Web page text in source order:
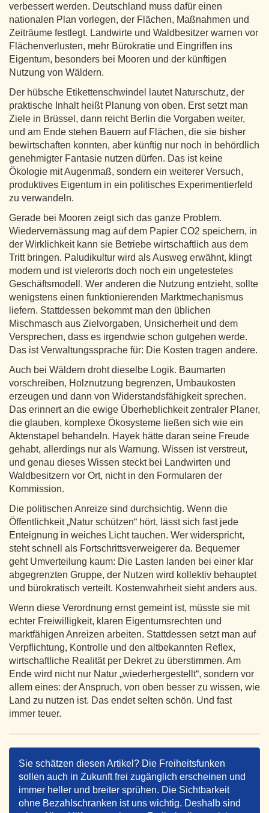
verbessert werden. Deutschland muss dafür einen
nationalen Plan vorlegen, der Flächen, Maßnahmen und
Zeiträume festlegt. Landwirte und Waldbesitzer warnen vor
Flächenverlusten, mehr Bürokratie und Eingriffen ins
Eigentum, besonders bei Mooren und der künftigen
Nutzung von Wäldern.
Der hübsche Etikettenschwindel lautet Naturschutz, der
praktische Inhalt heißt Planung von oben. Erst setzt man
Ziele in Brüssel, dann reicht Berlin die Vorgaben weiter,
und am Ende stehen Bauern auf Flächen, die sie bisher
bewirtschaften konnten, aber künftig nur noch in behördlich
genehmigter Fantasie nutzen dürfen. Das ist keine
Ökologie mit Augenmaß, sondern ein weiterer Versuch,
produktives Eigentum in ein politisches Experimentierfeld
zu verwandeln.
Gerade bei Mooren zeigt sich das ganze Problem.
Wiedervernässung mag auf dem Papier CO2 speichern, in
der Wirklichkeit kann sie Betriebe wirtschaftlich aus dem
Tritt bringen. Paludikultur wird als Ausweg erwähnt, klingt
modern und ist vielerorts doch noch ein ungetestetes
Geschäftsmodell. Wer anderen die Nutzung entzieht, sollte
wenigstens einen funktionierenden Marktmechanismus
liefern. Stattdessen bekommt man den üblichen
Mischmasch aus Zielvorgaben, Unsicherheit und dem
Versprechen, dass es irgendwie schon gutgehen werde.
Das ist Verwaltungssprache für: Die Kosten tragen andere.
Auch bei Wäldern droht dieselbe Logik. Baumarten
vorschreiben, Holznutzung begrenzen, Umbaukosten
erzeugen und dann von Widerstandsfähigkeit sprechen.
Das erinnert an die ewige Überheblichkeit zentraler Planer,
die glauben, komplexe Ökosysteme ließen sich wie ein
Aktenstapel behandeln. Hayek hätte daran seine Freude
gehabt, allerdings nur als Warnung. Wissen ist verstreut,
und genau dieses Wissen steckt bei Landwirten und
Waldbesitzern vor Ort, nicht in den Formularen der
Kommission.
Die politischen Anreize sind durchsichtig. Wenn die
Öffentlichkeit „Natur schützen“ hört, lässt sich fast jede
Enteignung in weiches Licht tauchen. Wer widerspricht,
steht schnell als Fortschrittsverweigerer da. Bequemer
geht Umverteilung kaum: Die Lasten landen bei einer klar
abgegrenzten Gruppe, der Nutzen wird kollektiv behauptet
und bürokratisch verteilt. Kostenwahrheit sieht anders aus.
Wenn diese Verordnung ernst gemeint ist, müsste sie mit
echter Freiwilligkeit, klaren Eigentumsrechten und
marktfähigen Anreizen arbeiten. Stattdessen setzt man auf
Verpflichtung, Kontrolle und den altbekannten Reflex,
wirtschaftliche Realität per Dekret zu überstimmen. Am
Ende wird nicht nur Natur „wiederhergestellt“, sondern vor
allem eines: der Anspruch, von oben besser zu wissen, wie
Land zu nutzen ist. Das endet selten schön. Und fast
immer teuer.
Sie schätzen diesen Artikel? Die Freiheitsfunken
sollen auch in Zukunft frei zugänglich erscheinen und
immer heller und breiter sprühen. Die Sichtbarkeit
ohne Bezahlschranken ist uns wichtig. Deshalb sind